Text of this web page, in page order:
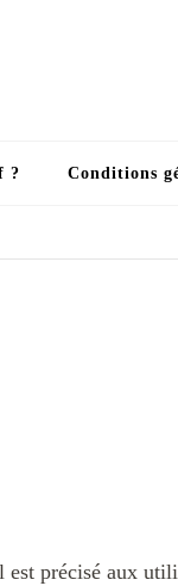
? Conditions
précisé aux